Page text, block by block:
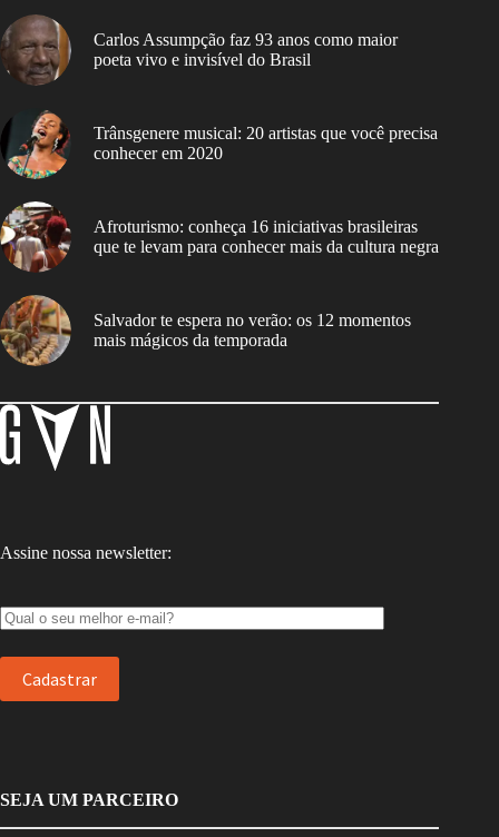
Carlos Assumpção faz 93 anos como maior
poeta vivo e invisível do Brasil
Trânsgenere musical: 20 artistas que você precisa
conhecer em 2020
Afroturismo: conheça 16 iniciativas brasileiras
que te levam para conhecer mais da cultura negra
Salvador te espera no verão: os 12 momentos
mais mágicos da temporada
Assine nossa newsletter:
SEJA UM PARCEIRO